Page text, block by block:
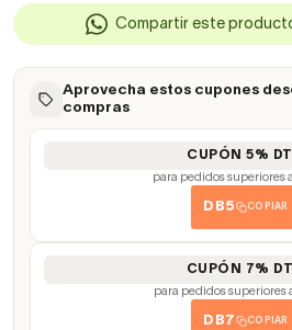
Compartir este
Aprovecha estos cupones
compras
CUPÓN 5%
para pedidos superiores
DB5 COPIAR
CUPÓN 7%
para pedidos superiores
DB7 COPIAR